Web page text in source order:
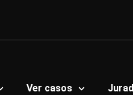
Ver casos